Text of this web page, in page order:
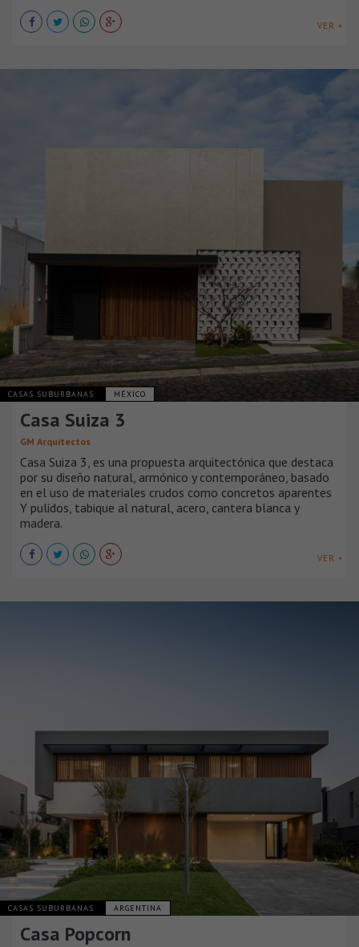
VER +
CASAS SUBURBANAS MÉXICO
Casa Suiza 3
GM Arquitectos
Casa Suiza 3, es una propuesta arquitectónica que destaca
por su diseño natural, armónico y contemporáneo, basado
en el uso de materiales crudos como concretos aparentes
Y pulidos, tabique al natural, acero, cantera blanca y
madera.
VER +
CASAS SUBURBANAS ARGENTINA
Casa Popcorn